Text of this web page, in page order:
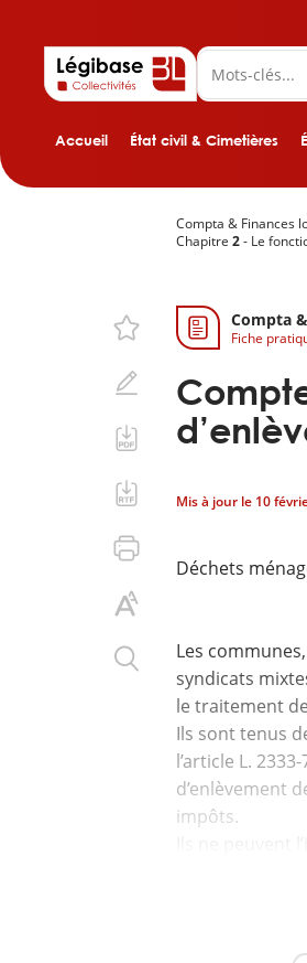
Accueil État civil & Cimetières
Compta & Finances
Chapitre 2- Le
Compta
Fiche
Mis à jour le 10
Déchets
Les
syndicats
le traitement
Ils sont tenus
l’article L.
d’enlèvement
impôts.